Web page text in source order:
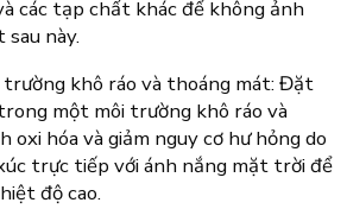
các tạp chất khác để không ảnh
này.
khô ráo và thoáng mát: Đặt
một môi trường khô ráo và
hóa và giảm nguy cơ hư hỏng do
trực tiếp với ánh nắng mặt trời để
độ cao.